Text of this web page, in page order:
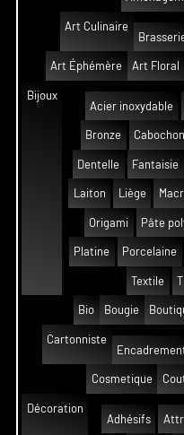
Art Culinaire
Art Éphémère Art Floral
Bijoux
Acier inoxydable
Bronze Cabochon
Dentelle Fantaisie
Laiton Liège
Origami Pâte
Platine Porcelaine
Textile
Bio Bougie
Cartonniste
Cosmetique
Décoration
Adhésifs